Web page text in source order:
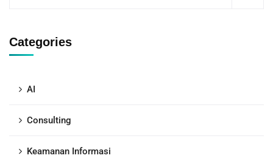
Categories
AI
Consulting
Keamanan Informasi